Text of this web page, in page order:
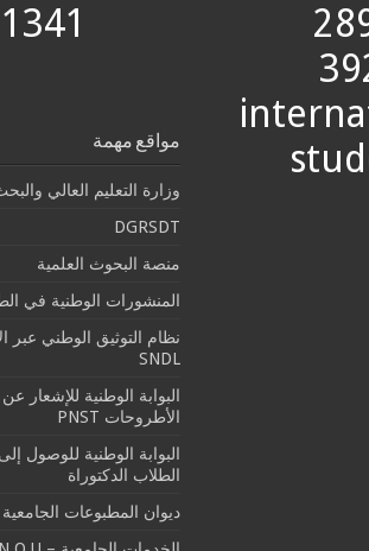
+
1341
مواقع مهمة
وزارة التعليم العالي
DGRSDT
منصة البحوث العلمية
المنشورات الوطنية في
نظام التوثيق الوطني عبر
SNDL
البوابة الوطنية للإشعار عن
الأطروحات PNST
البوابة الوطنية للوصول
الطلاب الدكتوراة
ديوان المطبوعات الجامعية